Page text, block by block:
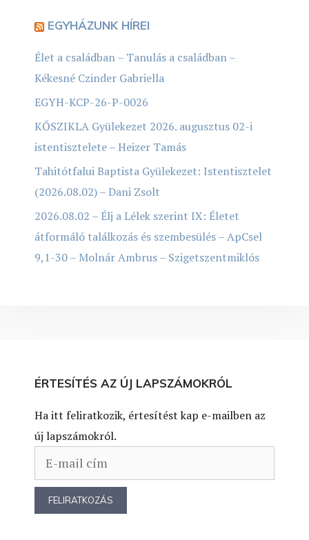
EGYHÁZUNK HÍREI
Élet a családban – Tanulás a családban –
Kékesné Czinder Gabriella
EGYH-KCP-26-P-0026
KŐSZIKLA Gyülekezet 2026. augusztus 02-i
istentisztelete – Heizer Tamás
Tahitótfalui Baptista Gyülekezet: Istentisztelet
(2026.08.02) – Dani Zsolt
2026.08.02 – Élj a Lélek szerint IX: Életet
átformáló találkozás és szembesülés – ApCsel
9,1-30 – Molnár Ambrus – Szigetszentmiklós
ÉRTESÍTÉS AZ ÚJ LAPSZÁMOKRÓL
Ha itt feliratkozik, értesítést kap e-mailben az
új lapszámokról.